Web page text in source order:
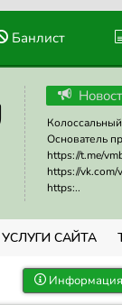
Банлист
Основатель
https://t.me/
https://vk.com/
https:..
УСЛУГИ САЙТА